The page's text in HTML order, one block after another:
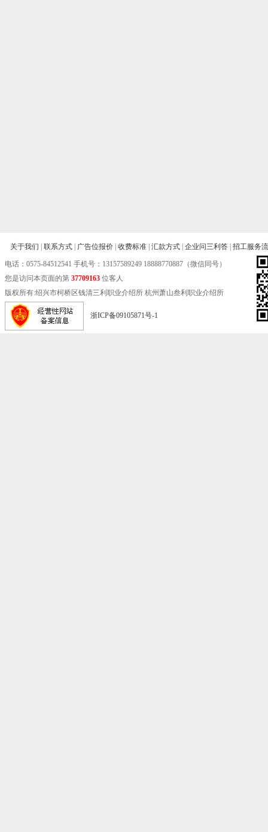
关于我们 联系方式 广告位报价 收费标准 汇款方式 企业问三利答 招工服务
电话： 0575-84512541 手机号：13157589249 18888770887（微信同号）
您是访问本页面的第 37709163 位客人
版权所有:绍兴市柯桥区钱清三利职业介绍所 杭州萧山叁利职业介绍所
浙ICP备09105871号-1